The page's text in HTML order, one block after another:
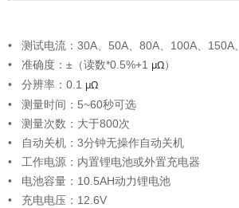
• 测试电流：30A、50A、80A、100A、150A
• 准确度：±（读数*0.5%+1 μΩ）
• 分辨率：0.1 μΩ
• 测量时间：5~60秒可选
• 测量次数：大于800次
• 自动关机：3分钟无操作自动关机
• 工作电源：内置锂电池或外置充电器
• 电池容量：10.5AH动力锂电池
• 充电电压：12.6V